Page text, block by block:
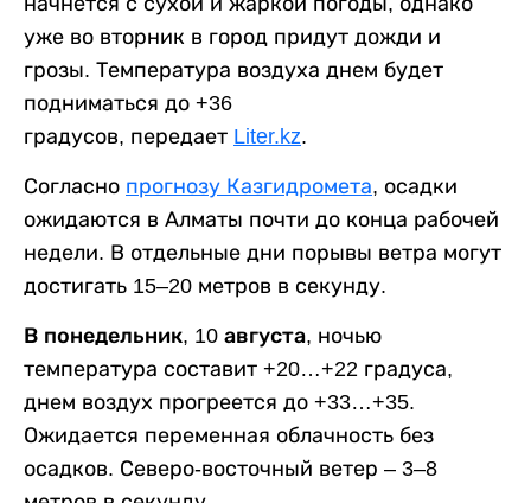
уже во вторник в город придут дожди и
грозы. Температура воздуха днем будет
подниматься до +36
градусов, передает Liter.kz.
Согласно прогнозу Казгидромета, осадки
ожидаются в Алматы почти до конца рабочей
недели. В отдельные дни порывы ветра могут
достигать 15–20 метров в секунду.
В понедельник, 10 августа, ночью
температура составит +20…+22 градуса,
днем воздух прогреется до +33…+35.
Ожидается переменная облачность без
осадков. Северо-восточный ветер – 3–8